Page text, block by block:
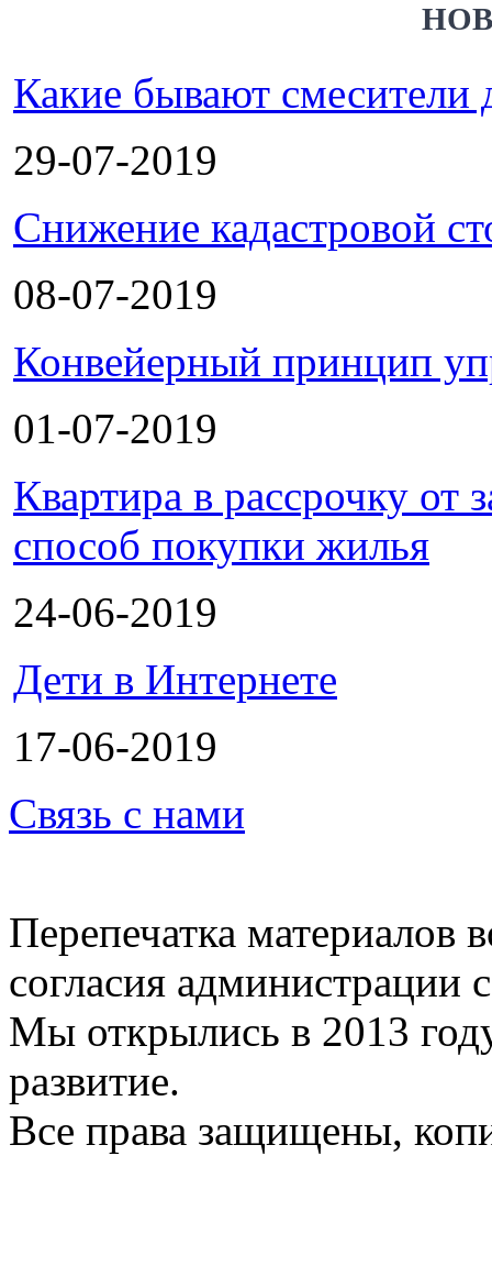
Какие бывают смесители
29-07-2019
Снижение кадастровой
08-07-2019
Конвейерный принцип
01-07-2019
Квартира в рассрочку
способ покупки жилья
24-06-2019
Дети в Интернете
17-06-2019
Связь с нами
Перепечатка материалов
согласия администрации
Мы открылись в 2013
развитие.
Все права защищены,